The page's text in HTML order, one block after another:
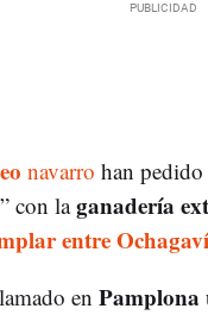
navarro han pedido
con laganadería
entre
en Pamplona